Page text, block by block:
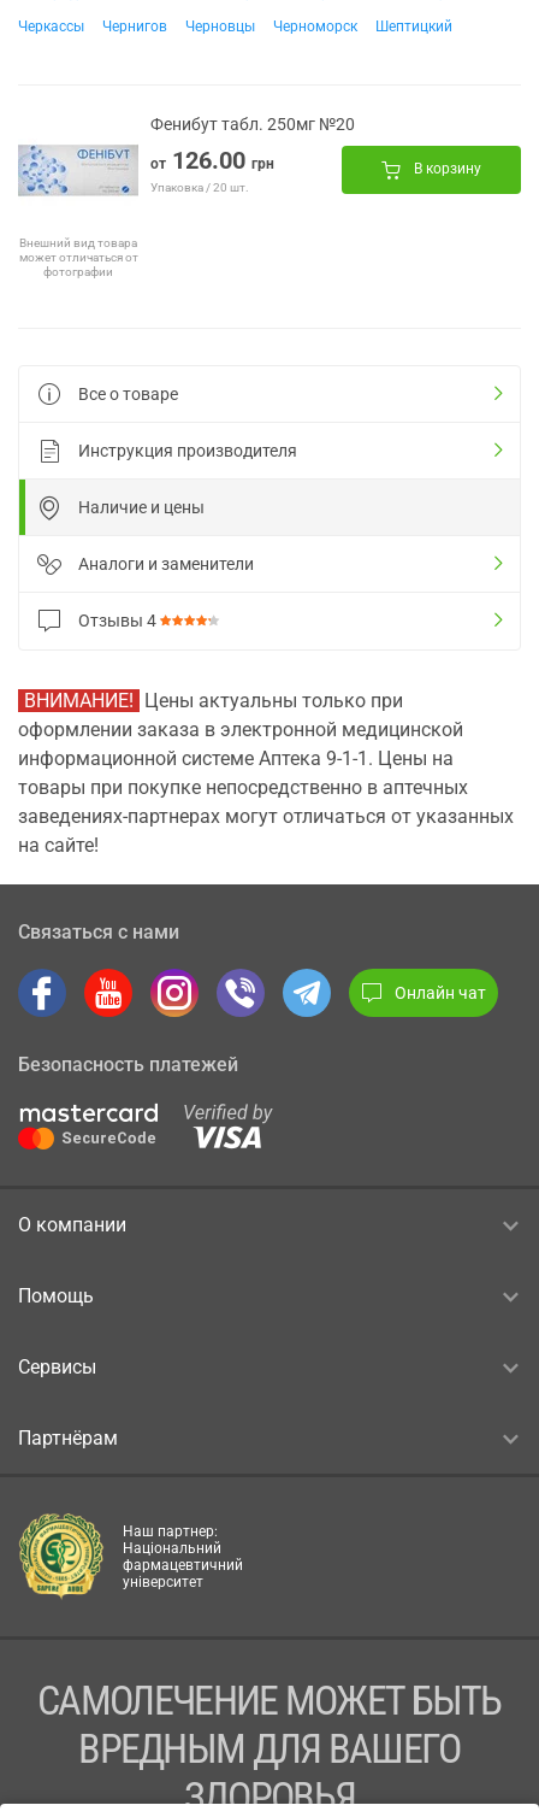
Черкассы
Чернигов Черновцы Черноморск Шептицкий
Внешний вид товара
может отличаться от
фотографии
Фенибут табл. 250мг №20
от 126.00 грн
Упаковка / 20 шт.
В корзину
Все о товаре
Инструкция производителя
Наличие и цены
Аналоги и заменители
Отзывы 4
ВНИМАНИЕ! Цены актуальны только при
оформлении заказа в электронной медицинской
информационной системе Аптека 9-1-1. Цены на
товары при покупке непосредственно в аптечных
заведениях-партнерах могут отличаться от указанных
на сайте!
Связаться с нами
Онлайн чат
Безопасность платежей
О компании
Помощь
Сервисы
Партнёрам
Наш партнер:
Національний
фармацевтичний
університет
САМОЛЕЧЕНИЕ МОЖЕТ БЫТЬ
ВРЕДНЫМ ДЛЯ ВАШЕГО
ЗДОРОВЬЯ